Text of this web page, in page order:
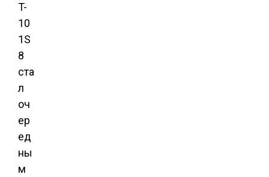
T-
10
1S
8
ста
л
оч
ер
ед
ны
м